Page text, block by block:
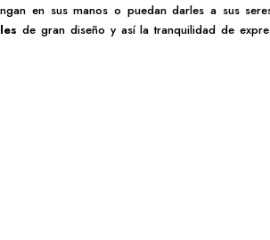
en sus manos o puedan darles a sus
de gran diseño y así la tranquilidad de